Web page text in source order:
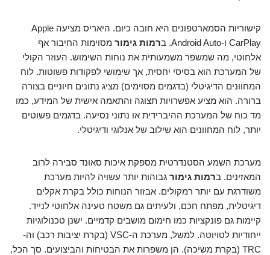
קישוריות הסמארטפונים היא חובה כיום. היאריס מציעה Apple
CarPlay ו-Android Auto. ב
רמות גימור מסוימות החיבור אף
אלחוטי, מה שמשפר משמעותית את נוחות השימוש. העוזר הקולי
של המערכת הוא בסיסי יחסית, אך שימושי לפקודות פשוטות. לוח
המחוונים הדיגיטלי (בדגמים מסוימים) מציג נתונים חיוניים בצורה
ברורה. הוא מציע אפשרויות תצוגה והתאמה אישית של המידע, כמו
מד כוח של המערכת ההיברידית או נתוני נסיעה. בדגמים פשוטים
יותר, לוח המחוונים הוא שילוב של אנלוגי ודיגיטלי.
מערכת השמע הסטנדרטית מספקת איכות סאונד סבירה לרוב
המאזינים. ברמות גימור גבוהות יותר עשויה להיות מערכת
משודרגת עם יותר רמקולים. אבזור הנוחות כולל בקרת אקלים
דיגיטלית, מפתח חכם, ולעיתים גם משטח טעינה אלחוטי לנייד.
קיימות גם פונקציות כמו חימום מושבים קדמיים. ישנן טכנולוגיות
ייחודיות לטויוטה. למשל, מערכת ה-VSC (בקרת יציבות רכב) וה-
TRC (בקרת משיכה). הן משפרות את הבטיחות והביצועים. סך הכל,